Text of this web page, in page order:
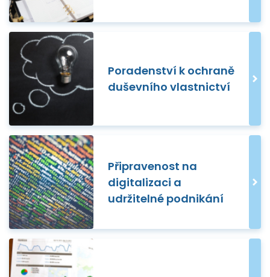
Poradenství k ochraně
duševního vlastnictví
Připravenost na
digitalizaci a
udržitelné podnikání